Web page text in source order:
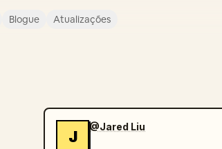
Blogue Atualizações
J
@Jared Liu